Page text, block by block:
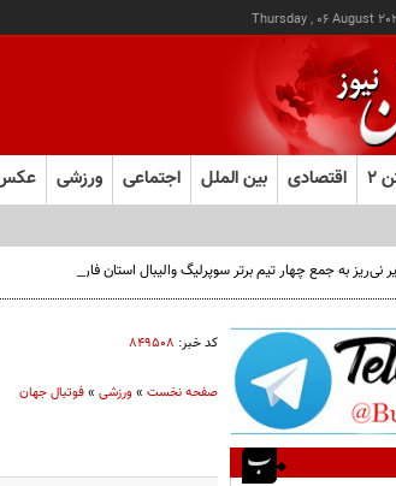
Thursday , 06 August
۲ اقتصادی بین الملل اجتماعی ورزشی
نی‌ریز به جمع چهار تیم برتر سوپرلیگ والیبال استان فارس صعود کرد
کد خبر: ۸۴۹۵۰۸
صفحه نخست»ورزشی»فوتبال جهان